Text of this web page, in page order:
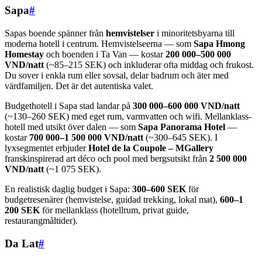
Sapa#
Sapas boende spänner från hemvistelser i minoritetsbyarna till
moderna hotell i centrum. Hemvistelseerna — som Sapa Hmong
Homestay och boenden i Ta Van — kostar200 000–500 000
VND/natt (~85–215 SEK) och inkluderar ofta middag och frukost.
Du sover i enkla rum eller sovsal, delar badrum och äter med
värdfamiljen. Det är det autentiska valet.
Budgethotell i Sapa stad landar på 300 000–600 000 VND/natt
(~130–260 SEK) med eget rum, varmvatten och wifi. Mellanklass-
hotell med utsikt över dalen — som Sapa Panorama Hotel —
kostar 700 000–1 500 000 VND/natt (~300–645 SEK). I
lyxsegmentet erbjuderHotel de la Coupole – MGallery
franskinspirerad art déco och pool med bergsutsikt från 2 500 000
VND/natt (~1 075 SEK).
En realistisk daglig budget i Sapa: 300–600 SEK för
budgetresenärer (hemvistelse, guidad trekking, lokal mat), 600–1
200 SEK för mellanklass (hotellrum, privat guide,
restaurangmåltider).
Da Lat#